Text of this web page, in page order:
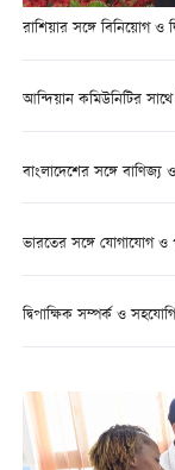
রাশিয়ার সঙ্গে বিনিয়োগ ও
আন্দিয়ান কমিউনিটির
বাংলাদেশের সঙ্গে
ভারতের সঙ্গে যোগাযোগ ও
দ্বিপাক্ষিক সম্পর্ক ও